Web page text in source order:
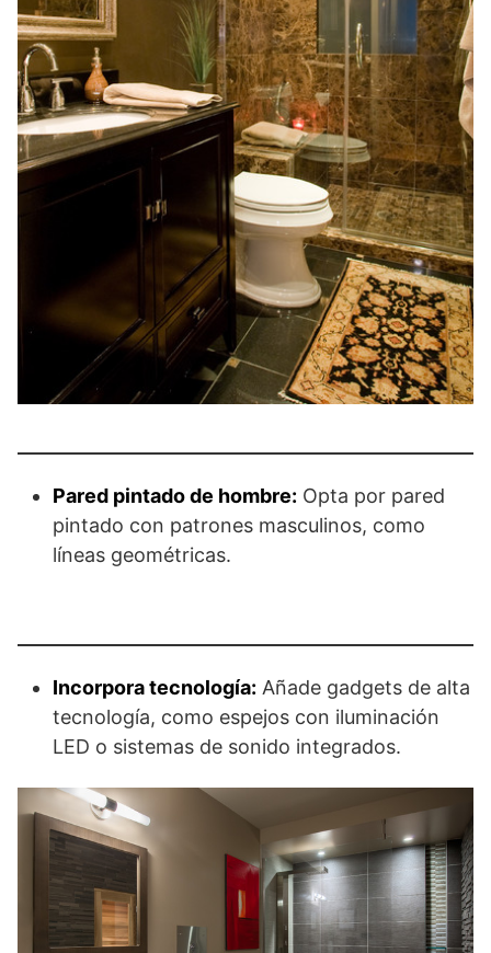
Pared pintado de hombre: Opta por pared
pintado con patrones masculinos, como
líneas geométricas.
Incorpora tecnología: Añade gadgets de alta
tecnología, como espejos con iluminación
LED o sistemas de sonido integrados.